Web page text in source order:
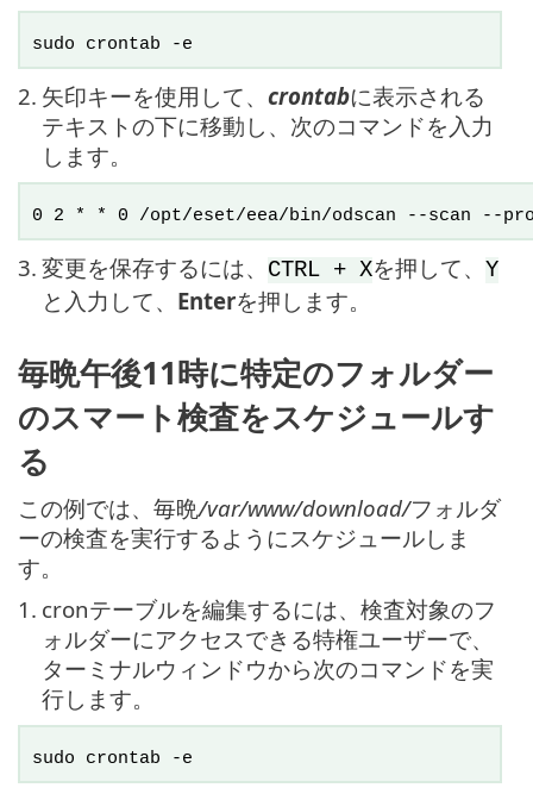
sudo crontab -e
2. 矢印キーを使用して、 crontabに表示される
テキストの下に移動し、次のコマンドを入力
します。
0 2 * * 0 /opt/eset/eea/bin/odscan --scan --
3. 変更を保存するには、 CTRL + Xを押して、 Y
と入力して、 Enterを押します。
毎晩午後11時に特定のフォルダー
のスマート検査をスケジュールす
る
この例では、毎晩/var/www/download/フォルダ
ーの検査を実行するようにスケジュールしま
す。
1. cronテーブルを編集するには、検査対象のフ
ォルダーにアクセスできる特権ユーザーで、
ターミナルウィンドウから次のコマンドを実
行します。
sudo crontab -e